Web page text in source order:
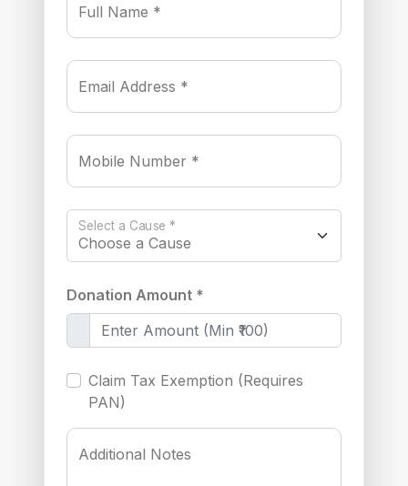
Full Name *
Email Address *
Mobile Number *
Select a Cause *
Donation Amount *
Claim Tax Exemption (Requires
PAN)
Additional Notes